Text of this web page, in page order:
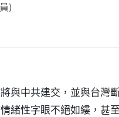
)
與中共建交，並與台灣
緒性字眼不絕如縷，甚